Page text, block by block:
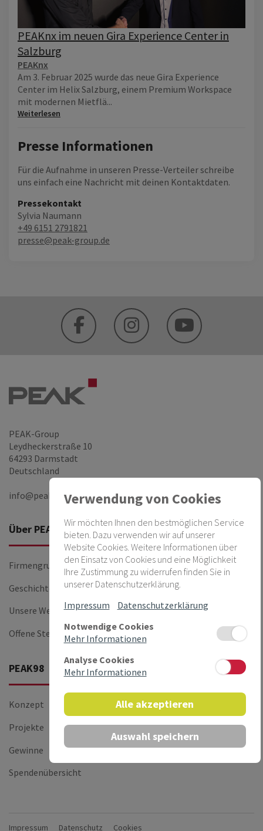
PEAKnx im neuen Gira Experience Center in
Salzburg
PEAKnx
Am 3. Februar 2025 wurde das neue Gira Experience
Center im Helix Salzburg, einem Premium Workspace
mit modernen Mietflä...
Weiterlesen
Presse Informationen
Für die Aufnahme in unseren Presse-Verteiler schreibe
uns einfach eine Nachricht mit deinen Kontaktdaten.
Pressekontakt
Sylvia Naumann
+49 6151 2791821
presse@peak-group.de
PEAK-Group
Leydheckerstraße 10
64293 Darmstadt
Deutschland
info@peak-group.de
Über PEAK
Firmengruppe
Geschichte
Unsere Werte
Offene Stellen
Firmen
PEAKnx
PEAK-14
PEAK98
Konzept
Projekte
Gewinne
Spendenübersicht
Impressum Datenschutz Cookies
Verwendung von Cookies
Wir möchten Ihnen den bestmöglichen Service
bieten. Dazu verwenden wir auf unserer
Website Cookies. Weitere Informationen über
den Einsatz von Cookies und eine Möglichkeit
Ihre Zustimmung zu widerrufen finden Sie in
unserer Datenschutzerklärung.
Impressum
Datenschutzerklärung
Notwendige Cookies
Mehr Informationen
Analyse Cookies
Mehr Informationen
Alle akzeptieren
Auswahl speichern